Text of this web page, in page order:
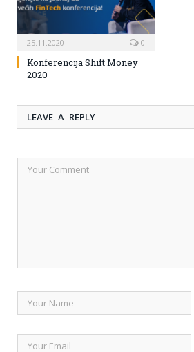
25.11.2020 0
Konferencija Shift Money
2020
LEAVE A REPLY